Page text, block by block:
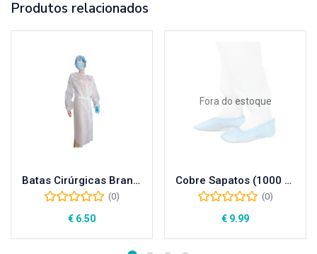
Produtos relacionados
Batas Cirúrgicas Brancas 40 Gramas (10 UNI)
(0)
€ 6.50
Fora do estoque
Cobre Sapatos (1000 UNI)
(0)
€ 9.99